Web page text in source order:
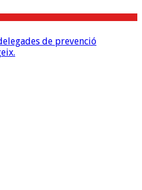
de prevenció